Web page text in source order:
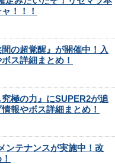
！！！
の超覚醒』が開催中！入
ス詳細まとめ！
極の力』にSUPER2が追
報やボス詳細まとめ！
ンテナンスが実施中！改